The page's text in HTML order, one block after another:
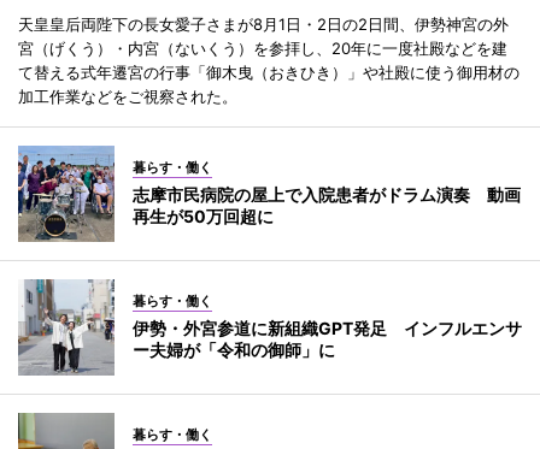
天皇皇后両陛下の長女愛子さまが8月1日・2日の2日間、伊勢神宮の外
宮（げくう）・内宮（ないくう）を参拝し、20年に一度社殿などを建
て替える式年遷宮の行事「御木曳（おきひき）」や社殿に使う御用材の
加工作業などをご視察された。
暮らす・働く
志摩市民病院の屋上で入院患者がドラム演奏 動画
再生が50万回超に
暮らす・働く
伊勢・外宮参道に新組織GPT発足 インフルエンサ
ー夫婦が「令和の御師」に
暮らす・働く